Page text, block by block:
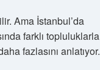
Ama İstanbul’da
farklı topluluklarla
fazlasını anlatıyor.